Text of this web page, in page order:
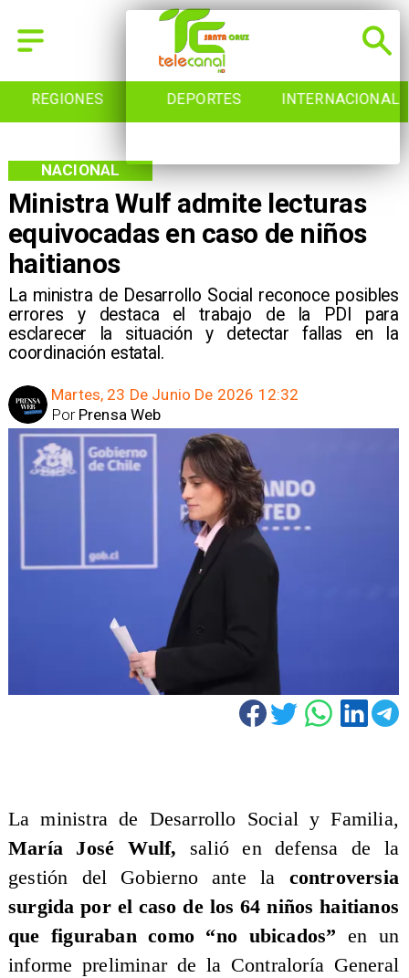
REGIONES DEPORTES INTERNACIONAL
Ministra Wulf admite lecturas
equivocadas en caso de niños
haitianos
La ministra de Desarrollo Social reconoce posibles
errores y destaca el trabajo de la PDI para
esclarecer la situación y detectar fallas en la
coordinación estatal.
NACIONAL
Martes, 23 De Junio De 2026 12:32
Prensa Web
Por
La ministra de Desarrollo Social y Familia,
María José Wulf, salió en defensa de la
gestión del Gobierno ante la controversia
surgida por el caso de los 64 niños haitianos
que figuraban como “no ubicados” en un
informe preliminar de la Contraloría General